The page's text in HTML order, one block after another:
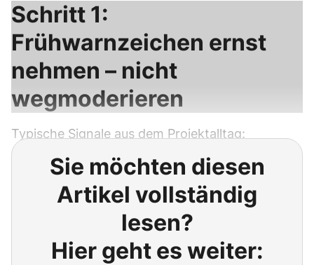
Schritt 1:
Frühwarnzeichen ernst
nehmen – nicht
wegmoderieren
Typische Signale aus dem Projektalltag:
Sie möchten diesen
Artikel vollständig
lesen?
Hier geht es weiter: